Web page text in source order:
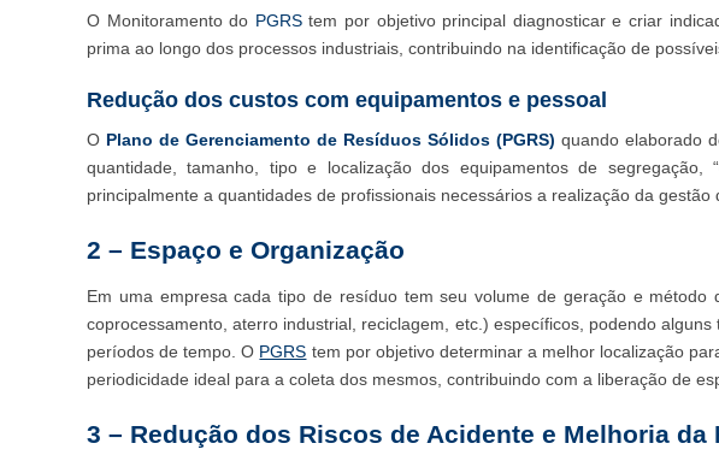
O Monitoramento do PGRStem por objetivo principal diagnosticar e criar
prima ao longo dos processos industriais, contribuindo na identificação de
Redução dos custos com equipamentos e pessoal
O Plano de Gerenciamento de Resíduos Sólidos (PGRS) quando elaborado
quantidade, tamanho, tipo e localização dos equipamentos de segregação,
principalmente a quantidades de profissionais necessários a realização da gestão
2 – Espaço e Organização
Em uma empresa cada tipo de resíduo tem seu volume de geração e método
coprocessamento, aterro industrial, reciclagem, etc.) específicos, podendo
períodos de tempo. O PGRS tem por objetivo determinar a melhor localização
periodicidade ideal para a coleta dos mesmos, contribuindo com a liberação de
3 – Redução dos Riscos de Acidente e Melhoria da